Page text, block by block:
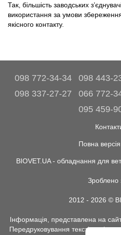
Так, більшість заводських
використання за умови збереження
якісного контакту.
098 772-34-34 098 443-
098 337-27-27
066 772-
095 459-
Повна
BIOVET.UA - обладнання для
Зроблено
2012 - 2026 ©
Інформація, представлена на
Передруковування текстів та